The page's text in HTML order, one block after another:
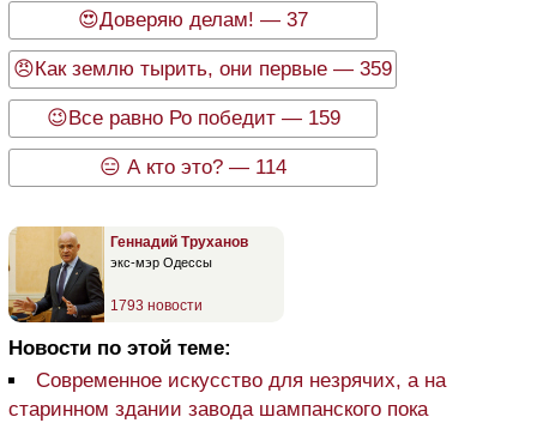
😍Доверяю делам! — 37
😠Как землю тырить, они первые — 359
😉Все равно Ро победит — 159
😑 А кто это? — 114
Геннадий Труханов
экс-мэр Одессы
1793 новости
Новости по этой теме:
Современное искусство для незрячих, а на
старинном здании завода шампанского пока